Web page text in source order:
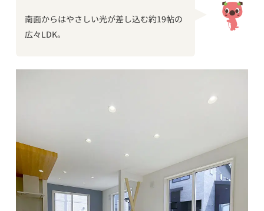
南面からはやさしい光が差し込む約19帖の
広々LDK。